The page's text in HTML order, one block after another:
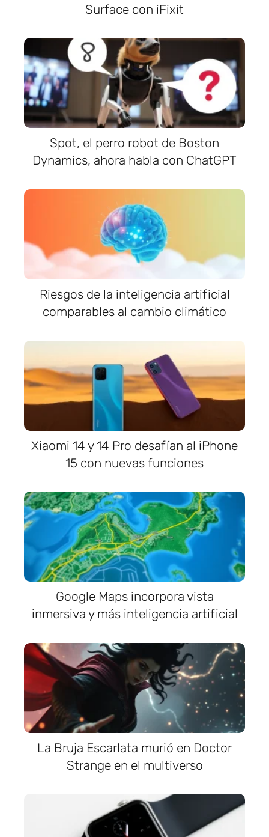
Surface con iFixit
Spot, el perro robot de Boston
Dynamics, ahora habla con ChatGPT
Riesgos de la inteligencia artificial
comparables al cambio climático
Xiaomi 14 y 14 Pro desafían al iPhone
15 con nuevas funciones
Google Maps incorpora vista
inmersiva y más inteligencia artificial
La Bruja Escarlata murió en Doctor
Strange en el multiverso